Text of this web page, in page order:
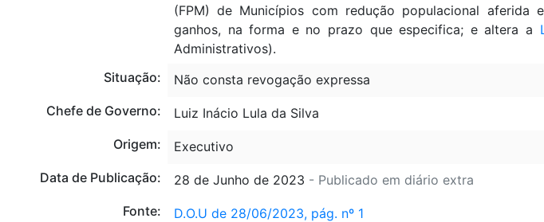
(FPM) de Municípios com redução populacional aferida
ganhos, na forma e no prazo que especifica; e altera a
Administrativos).
Situação:
Não consta revogação expressa
Chefe de Governo:
Luiz Inácio Lula da Silva
Origem:
Executivo
Data de Publicação:
28 de Junho de 2023 - Publicado em diário extra
Fonte:
D.O.U de 28/06/2023, pág. nº 1